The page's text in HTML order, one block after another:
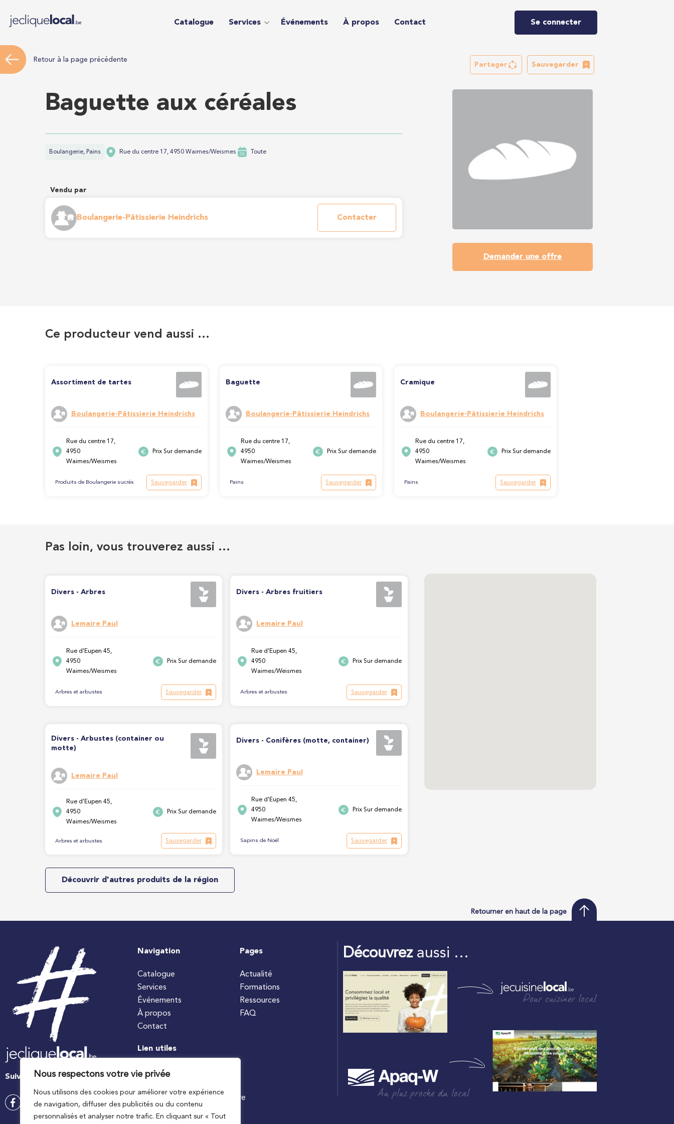
Nous respectons votre vie privée
Nous utilisons des cookies pour améliorer votre expérience
de navigation, diffuser des publicités ou du contenu
personnalisés et analyser notre trafic. En cliquant sur « Tout
Catalogue Services Événements À propos Contact Se connecter
Retour à la page précédente
Partager Sauvegarder
Baguette aux céréales
Boulangerie, Pains Rue du centre 17, 4950 Waimes/Weismes Toute
Vendu par
Boulangerie-Pâtissierie Heindrichs Contacter
Demander une offre
Ce producteur vend aussi …
Assortiment de tartes
Boulangerie-Pâtissierie Heindrichs
Rue du centre 17,
4950
Waimes/Weismes
Prix Sur demande
Produits de Boulangerie sucrés Sauvegarder
Baguette
Boulangerie-Pâtissierie Heindrichs
Rue du centre 17,
4950
Waimes/Weismes
Prix Sur demande
Pains Sauvegarder
Cramique
Boulangerie-Pâtissierie Heindrichs
Rue du centre 17,
4950
Waimes/Weismes
Prix Sur demande
Pains Sauvegarder
Pas loin, vous trouverez aussi …
Divers - Arbres
Lemaire Paul
Rue d'Eupen 45,
4950
Waimes/Weismes
Prix Sur demande
Arbres et arbustes Sauvegarder
Divers - Arbres fruitiers
Lemaire Paul
Rue d'Eupen 45,
4950
Waimes/Weismes
Prix Sur demande
Arbres et arbustes Sauvegarder
Divers - Arbustes (container ou
motte)
Lemaire Paul
Rue d'Eupen 45,
4950
Waimes/Weismes
Prix Sur demande
Arbres et arbustes Sauvegarder
Divers - Conifères (motte, container)
Lemaire Paul
Rue d'Eupen 45,
4950
Waimes/Weismes
Prix Sur demande
Sapins de Noël Sauvegarder
Découvrir d'autres produits de la région
Retourner en haut de la page
Suivez-nous
Navigation
Catalogue
Services
Événements
À propos
Contact
Pages
Actualité
Formations
Ressources
FAQ
Lien utiles
#jecuisinelocal
Ministre wallon de l’agriculture
Découvrezaussi …
Pour cuisiner local
Au plus proche du local